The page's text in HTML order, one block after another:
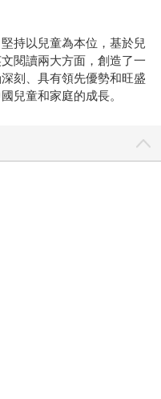
持以兒童為本位，基於兒
閱讀兩大方面，創造了一
刻、具有領先優勢和旺盛
兒童和家庭的成長。